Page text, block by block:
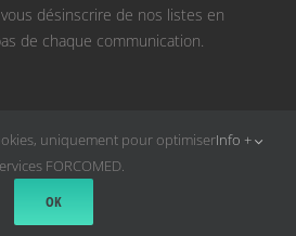
désinscrire de nos listes en
de chaque communication.
réservés | Mentions légales
de confidentialité
uniquement pour optimiser
FORCOMED.
Info +
OK